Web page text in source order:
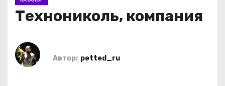
Технониколь, компания
Автор: petted_ru